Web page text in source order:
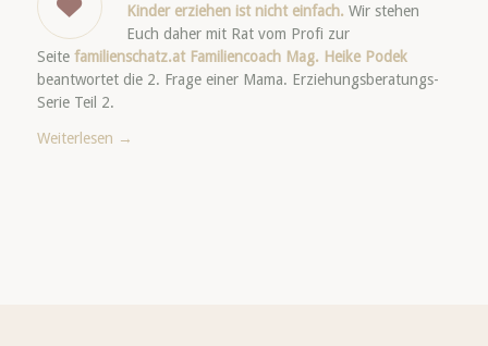
Kinder erziehen ist nicht einfach. Wir stehen
Euch daher mit Rat vom Profi zur
Seite familienschatz.at Familiencoach Mag. Heike Podek
beantwortet die 2. Frage einer Mama. Erziehungsberatungs-
Serie Teil 2.
Weiterlesen →